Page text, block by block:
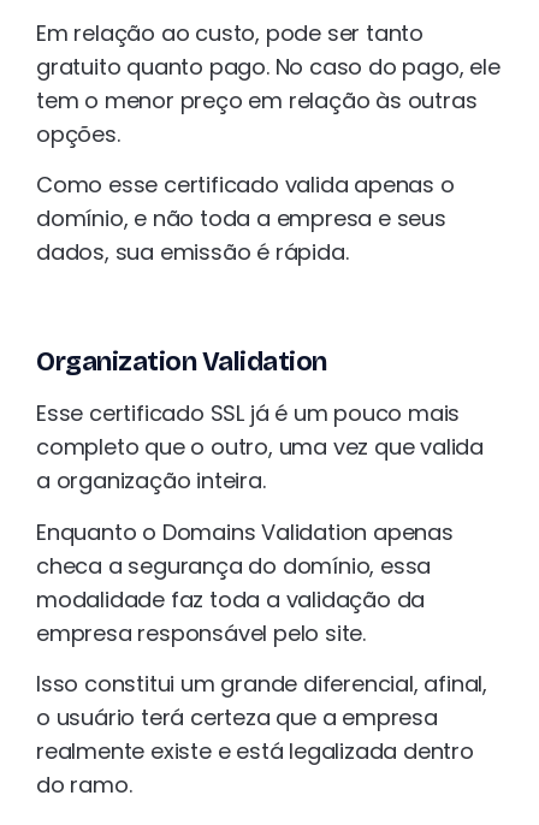
Em relação ao custo, pode ser tanto
gratuito quanto pago. No caso do pago, ele
tem o menor preço em relação às outras
opções.
Como esse certificado valida apenas o
domínio, e não toda a empresa e seus
dados, sua emissão é rápida.
Organization Validation
Esse certificado SSL já é um pouco mais
completo que o outro, uma vez que valida
a organização inteira.
Enquanto o Domains Validation apenas
checa a segurança do domínio, essa
modalidade faz toda a validação da
empresa responsável pelo site.
Isso constitui um grande diferencial, afinal,
o usuário terá certeza que a empresa
realmente existe e está legalizada dentro
do ramo.